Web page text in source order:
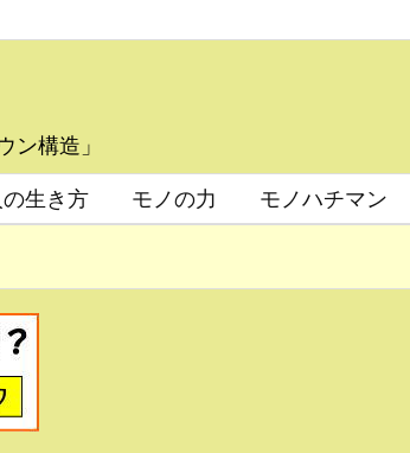
ン構造」
の生き方 モノの力 モノハチマン